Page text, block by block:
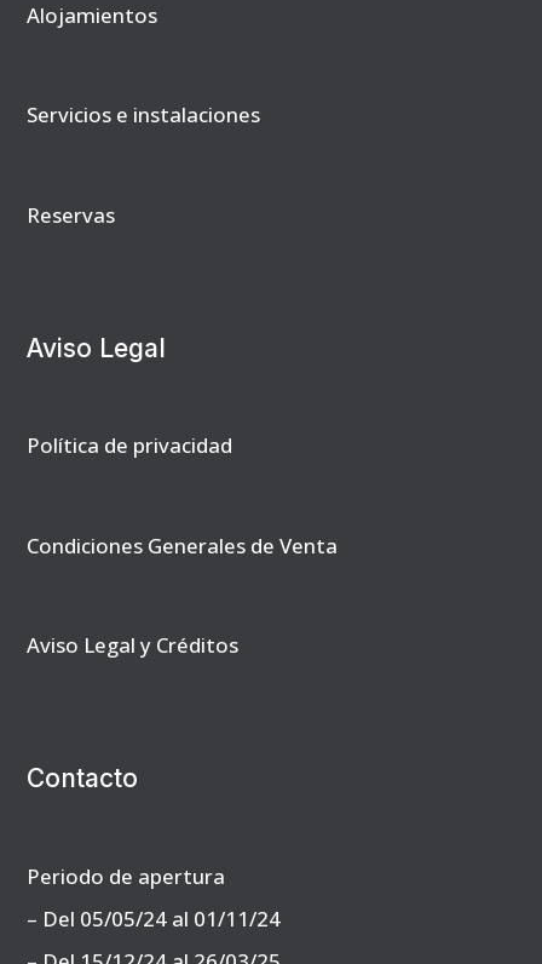
Alojamientos
Servicios e instalaciones
Reservas
Aviso Legal
Política de privacidad
Condiciones Generales de Venta
Aviso Legal y Créditos
Contacto
Periodo de apertura
– Del 05/05/24 al 01/11/24